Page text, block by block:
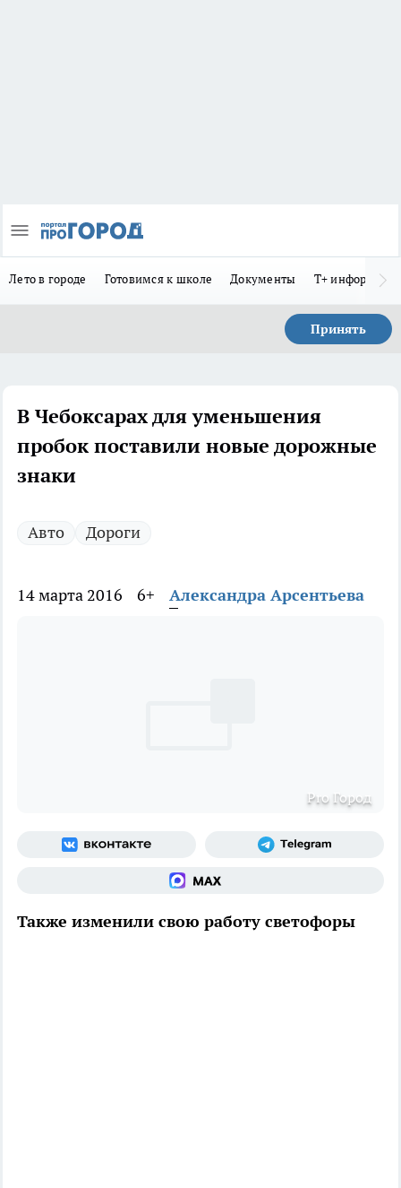
Лето в городе Готовимся к школе Документы Т+
Принять
В Чебоксарах для уменьшения
пробок поставили новые дорожные
знаки
Авто Дороги
14 марта 2016 6+ Александра Арсентьева
Pro Город
Также изменили свою работу светофоры